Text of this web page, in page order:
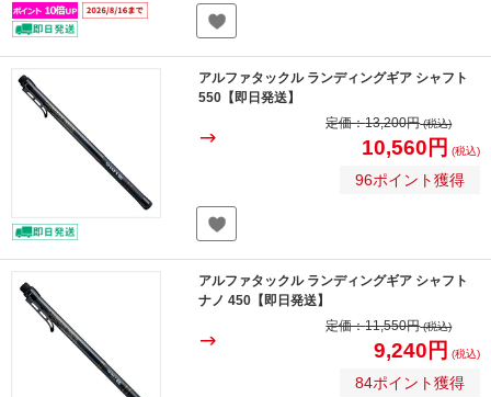
アルファタックル ランディングギア シャフト
550【即日発送】
定価：13,200円(税込)
10,560円 (税込)
96ポイント獲得
アルファタックル ランディングギア シャフト
ナノ 450【即日発送】
定価：11,550円(税込)
9,240円 (税込)
84ポイント獲得